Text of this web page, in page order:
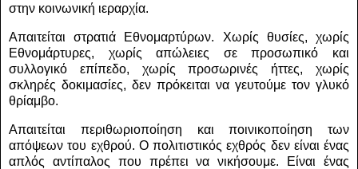
στην κοινωνική ιεραρχία.
Απαιτείται στρατιά Εθνομαρτύρων. Χωρίς θυσίες, χωρίς
Εθνομάρτυρες, χωρίς απώλειες σε προσωπικό και
συλλογικό επίπεδο, χωρίς προσωρινές ήττες, χωρίς
σκληρές δοκιμασίες, δεν πρόκειται να γευτούμε τον γλυκό
θρίαμβο.
Απαιτείται περιθωριοποίηση και ποινικοποίηση των
απόψεων του εχθρού. Ο πολιτιστικός εχθρός δεν είναι ένας
απλός αντίπαλος που πρέπει να νικήσουμε. Είναι ένας